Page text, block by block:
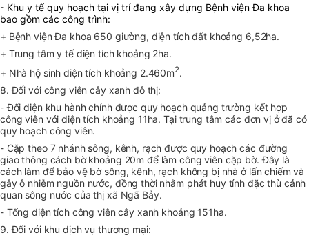
- Khu y tế quy hoạch tại vị trí đang xây dựng Bệnh viện Đa khoa
bao gồm các công trình:
+ Bệnh viện Đa khoa 650 giường, diện tích đất khoảng 6,52ha.
+ Trung tâm y tế diện tích khoảng 2ha.
+ Nhà hộ sinh diện tích khoảng 2.460m2.
8. Đối với công viên cây xanh đô thị:
- Đối diện khu hành chính được quy hoạch quảng trường kết hợp
công viên với diện tích khoảng 11ha. Tại trung tâm các đơn vị ở đã có
quy hoạch công viên.
- Cặp theo 7 nhánh sông, kênh, rạch được quy hoạch các đường
giao thông cách bờ khoảng 20m để làm công viên cặp bờ. Đây là
cách làm để bảo vệ bờ sông, kênh, rạch không bị nhà ở lấn chiếm và
gây ô nhiễm nguồn nước, đồng thời nhằm phát huy tính đặc thù cảnh
quan sông nước của thị xã Ngã Bảy.
- Tổng diện tích công viên cây xanh khoảng 151ha.
9. Đối với khu dịch vụ thương mại: